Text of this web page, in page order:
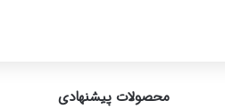
محصولات پیشنهادی